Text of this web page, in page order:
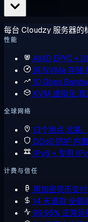
每台 Cloudzy 服务器的
性能
AMD EPYC +
纯 NVMe 存储
10 Gbps
KVM 虚拟化
全球网络
13个地点 北美
DDoS 防护 内
IPv6 + 专用
计费与信任
用加密货币支付
14 天退款全额
99.95% 正常运